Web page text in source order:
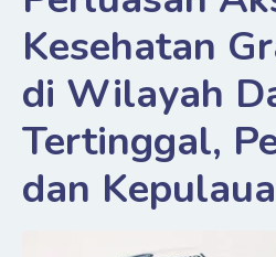
Kesehatan
di Wilayah
Tertinggal,
dan